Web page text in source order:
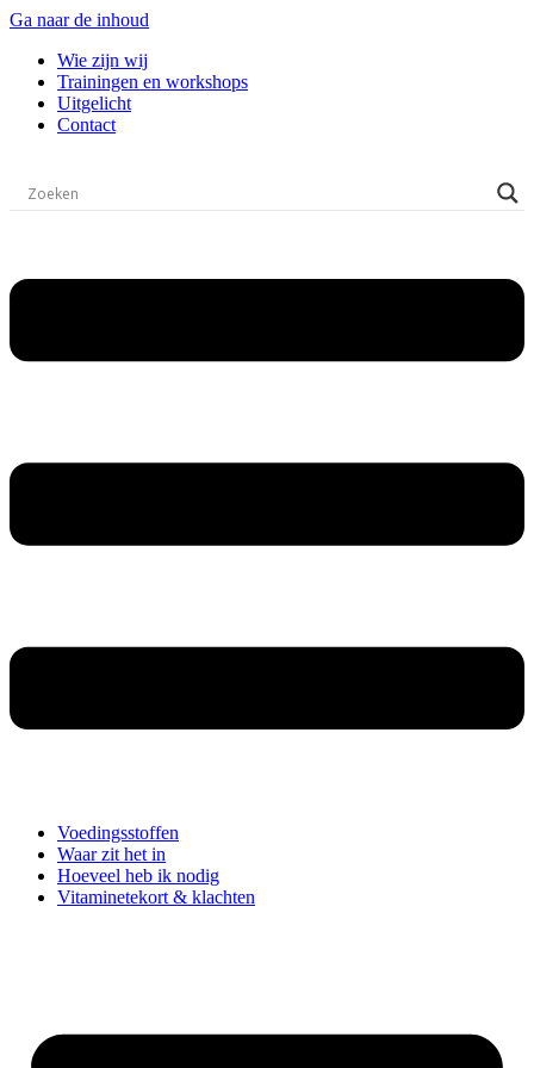
Ga naar de inhoud
Wie zijn wij
Trainingen en workshops
Uitgelicht
Contact
Voedingsstoffen
Waar zit het in
Hoeveel heb ik nodig
Vitaminetekort & klachten